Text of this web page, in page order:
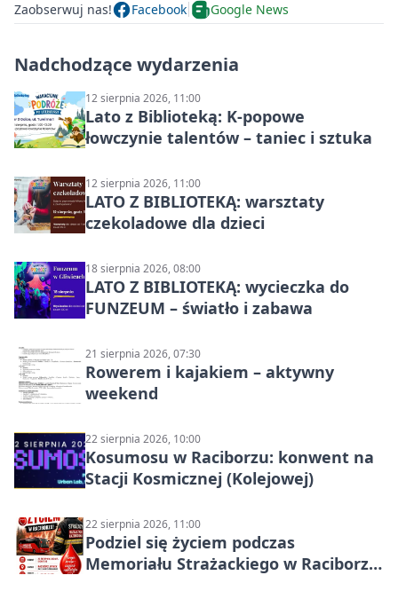
Zaobserwuj nas! Facebook Google News
Nadchodzące wydarzenia
12 sierpnia 2026, 11:00
Lato z Biblioteką: K-popowe
łowczynie talentów – taniec i sztuka
12 sierpnia 2026, 11:00
LATO Z BIBLIOTEKĄ: warsztaty
czekoladowe dla dzieci
18 sierpnia 2026, 08:00
LATO Z BIBLIOTEKĄ: wycieczka do
FUNZEUM – światło i zabawa
21 sierpnia 2026, 07:30
Rowerem i kajakiem – aktywny
weekend
22 sierpnia 2026, 10:00
Kosumosu w Raciborzu: konwent na
Stacji Kosmicznej (Kolejowej)
22 sierpnia 2026, 11:00
Podziel się życiem podczas
Memoriału Strażackiego w Raciborzu